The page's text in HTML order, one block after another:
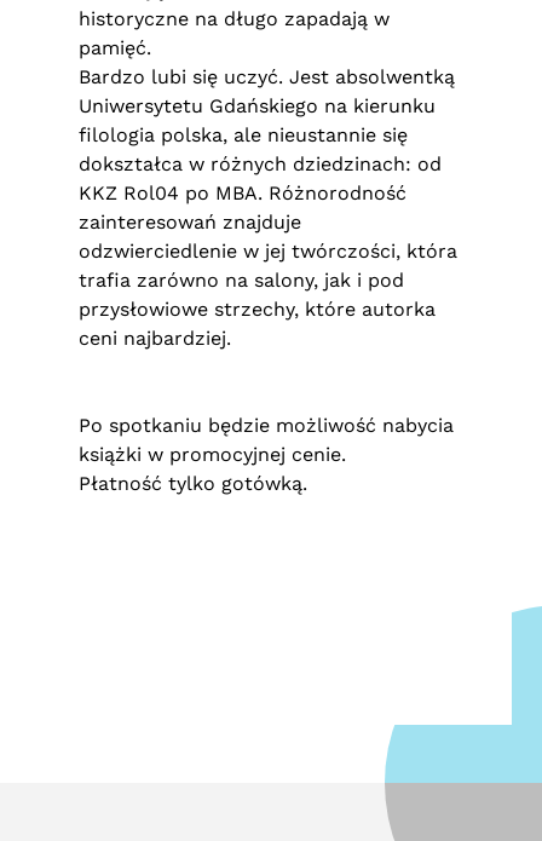
historyczne na długo zapadają w
pamięć.
Bardzo lubi się uczyć. Jest absolwentką
Uniwersytetu Gdańskiego na kierunku
filologia polska, ale nieustannie się
dokształca w różnych dziedzinach: od
KKZ Rol04 po MBA. Różnorodność
zainteresowań znajduje
odzwierciedlenie w jej twórczości, która
trafia zarówno na salony, jak i pod
przysłowiowe strzechy, które autorka
ceni najbardziej.
Po spotkaniu będzie możliwość nabycia
książki w promocyjnej cenie.
Płatność tylko gotówką.